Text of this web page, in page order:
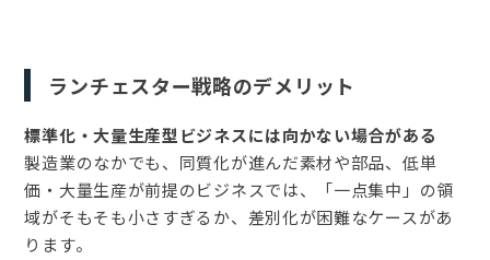
ランチェスター戦略のデメリット
標準化・大量生産型ビジネスには向かない場合がある
製造業のなかでも、同質化が進んだ素材や部品、低単
価・大量生産が前提のビジネスでは、「一点集中」の領
域がそもそも小さすぎるか、差別化が困難なケースがあ
ります。